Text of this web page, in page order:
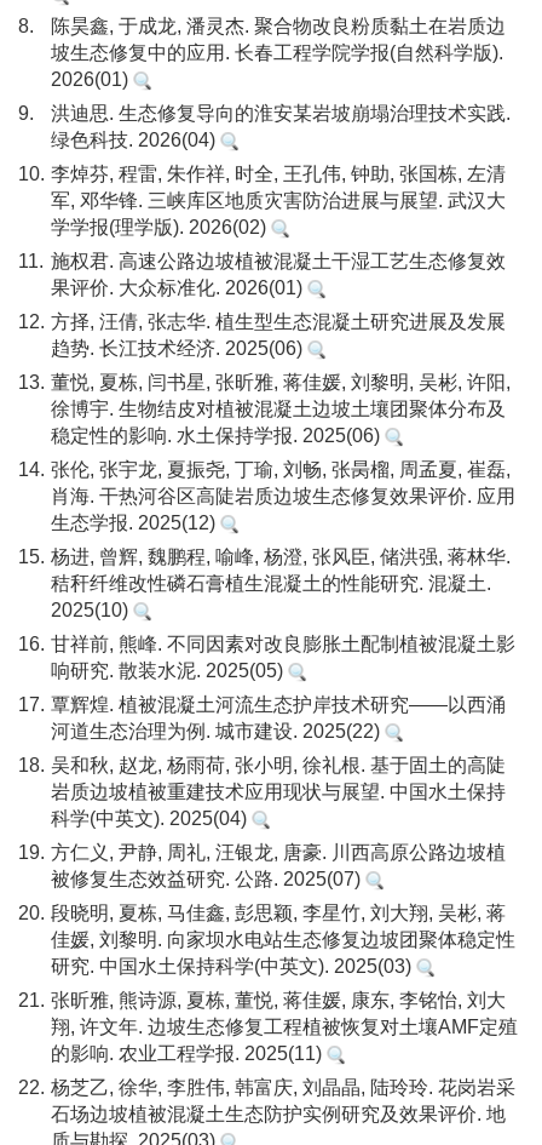
8.
陈昊鑫, 于成龙, 潘灵杰. 聚合物改良粉质黏土在岩质边
坡生态修复中的应用. 长春工程学院学报(自然科学版).
2026(01)
9.
洪迪思. 生态修复导向的淮安某岩坡崩塌治理技术实践.
绿色科技. 2026(04)
10. 李焯芬, 程雷, 朱作祥, 时全, 王孔伟, 钟助, 张国栋, 左清
军, 邓华锋. 三峡库区地质灾害防治进展与展望. 武汉大
学学报(理学版). 2026(02)
11. 施权君. 高速公路边坡植被混凝土干湿工艺生态修复效
果评价. 大众标准化. 2026(01)
12. 方择, 汪倩, 张志华. 植生型生态混凝土研究进展及发展
趋势. 长江技术经济. 2025(06)
13. 董悦, 夏栋, 闫书星, 张昕雅, 蒋佳媛, 刘黎明, 吴彬, 许阳,
徐博宇. 生物结皮对植被混凝土边坡土壤团聚体分布及
稳定性的影响. 水土保持学报. 2025(06)
14. 张伦, 张宇龙, 夏振尧, 丁瑜, 刘畅, 张昺榴, 周孟夏, 崔磊,
肖海. 干热河谷区高陡岩质边坡生态修复效果评价. 应用
生态学报. 2025(12)
15. 杨进, 曾辉, 魏鹏程, 喻峰, 杨澄, 张风臣, 储洪强, 蒋林华.
秸秆纤维改性磷石膏植生混凝土的性能研究. 混凝土.
2025(10)
16. 甘祥前, 熊峰. 不同因素对改良膨胀土配制植被混凝土影
响研究. 散装水泥. 2025(05)
17. 覃辉煌. 植被混凝土河流生态护岸技术研究——以西涌
河道生态治理为例. 城市建设. 2025(22)
18. 吴和秋, 赵龙, 杨雨荷, 张小明, 徐礼根. 基于固土的高陡
岩质边坡植被重建技术应用现状与展望. 中国水土保持
科学(中英文). 2025(04)
19. 方仁义, 尹静, 周礼, 汪银龙, 唐豪. 川西高原公路边坡植
被修复生态效益研究. 公路. 2025(07)
20. 段晓明, 夏栋, 马佳鑫, 彭思颖, 李星竹, 刘大翔, 吴彬, 蒋
佳媛, 刘黎明. 向家坝水电站生态修复边坡团聚体稳定性
研究. 中国水土保持科学(中英文). 2025(03)
21. 张昕雅, 熊诗源, 夏栋, 董悦, 蒋佳媛, 康东, 李铭怡, 刘大
翔, 许文年. 边坡生态修复工程植被恢复对土壤AMF定殖
的影响. 农业工程学报. 2025(11)
22. 杨芝乙, 徐华, 李胜伟, 韩富庆, 刘晶晶, 陆玲玲. 花岗岩采
石场边坡植被混凝土生态防护实例研究及效果评价. 地
质与勘探. 2025(03)